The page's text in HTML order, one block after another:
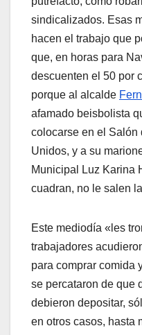
sindicalizados. Esas
hacen el trabajo que
que, en horas para
descuenten el 50 por
porque al alcalde
afamado beisbolista
colocarse en el Salón
Unidos, y a su
Municipal Luz Karina
cuadran, no le salen
Este mediodía «les
trabajadores
para comprar comida
se percataron de que
debieron depositar,
en otros casos, hasta